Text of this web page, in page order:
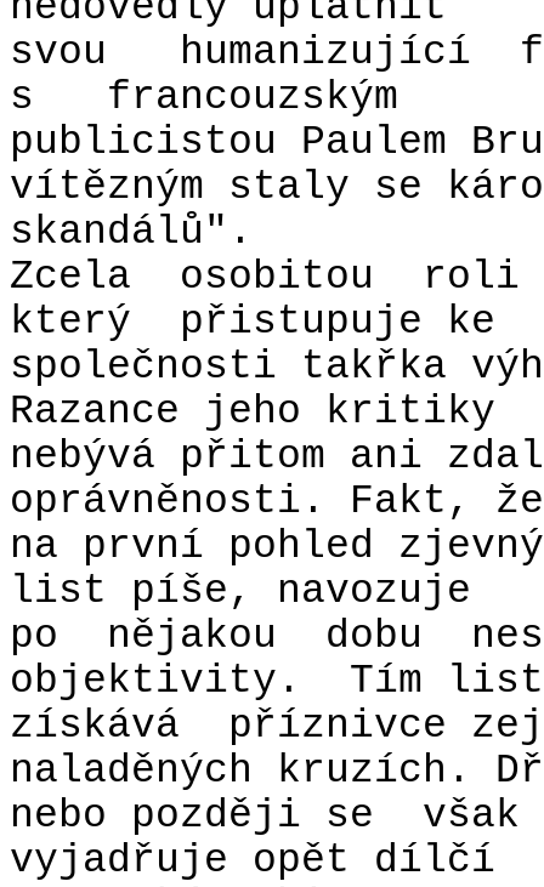
svou
humanizující
s
francouzským
publicistou Paulem
vítězným staly se
skandálů".
Zcela
osobitou
roli
který
přistupuje ke
společnosti takřka
Razance jeho kritiky
nebývá přitom ani
oprávněnosti. Fakt,
na první pohled
list píše, navozuje
po
nějakou dobu
objektivity.
Tím list
získává
příznivce
naladěných kruzích.
nebo později se
vyjadřuje opět dílčí